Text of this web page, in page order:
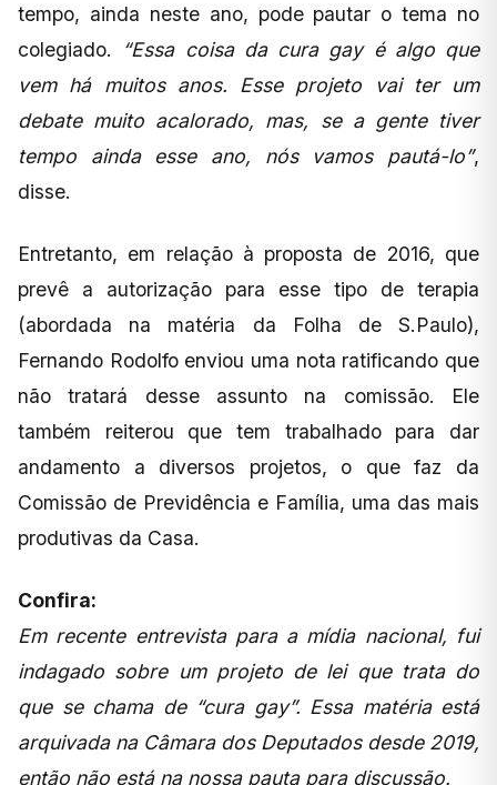
tempo, ainda neste ano, pode pautar o tema no
colegiado. “Essa coisa da cura gay é algo que
vem há muitos anos. Esse projeto vai ter um
debate muito acalorado, mas, se a gente tiver
tempo ainda esse ano, nós vamos pautá-lo”,
disse.
Entretanto, em relação à proposta de 2016, que
prevê a autorização para esse tipo de terapia
(abordada na matéria da Folha de S.Paulo),
Fernando Rodolfo enviou uma nota ratificando que
não tratará desse assunto na comissão. Ele
também reiterou que tem trabalhado para dar
andamento a diversos projetos, o que faz da
Comissão de Previdência e Família, uma das mais
produtivas da Casa.
Confira:
Em recente entrevista para a mídia nacional, fui
indagado sobre um projeto de lei que trata do
que se chama de “cura gay”. Essa matéria está
arquivada na Câmara dos Deputados desde 2019,
então não está na nossa pauta para discussão.